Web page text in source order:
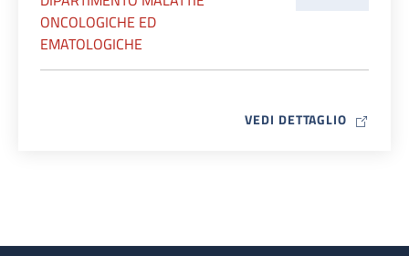
ONCOLOGICHE ED
EMATOLOGICHE
VEDI DETTAGLIO MAP ICON